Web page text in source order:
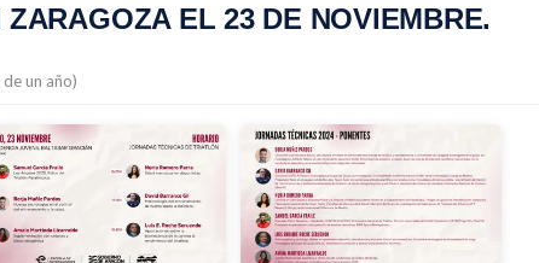
EL 23 DE NOVIEMBRE.
un año)